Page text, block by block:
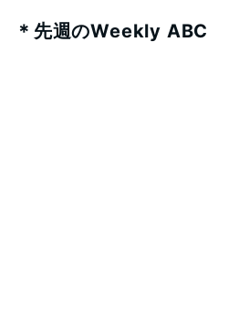
＊先週のWeekly ABC